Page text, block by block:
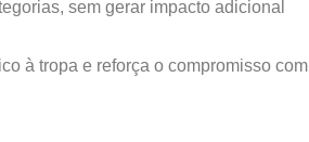
sem gerar impacto adicional
à tropa e reforça o compromisso com